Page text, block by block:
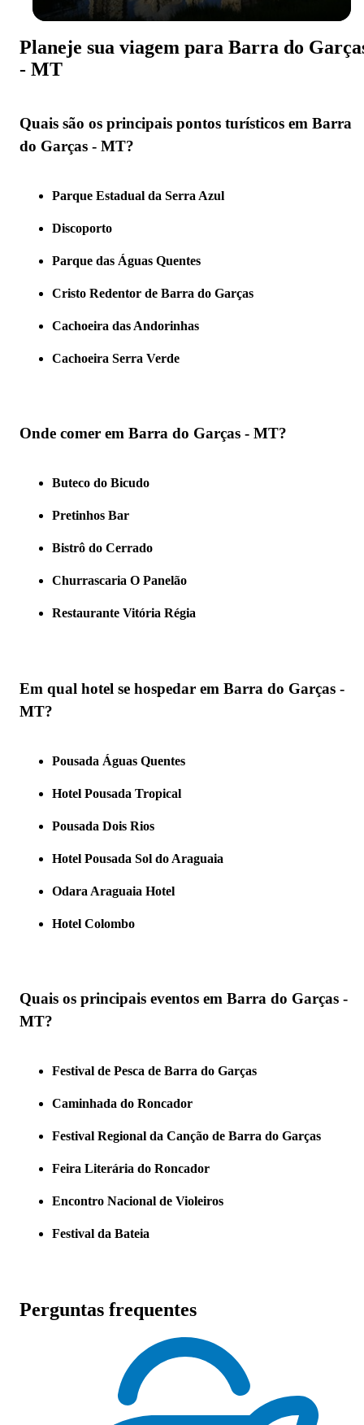
Planeje sua viagem para Barra do
- MT
Quais são os principais pontos turísticos em Barra
do Garças - MT?
Parque Estadual da Serra Azul
Discoporto
Parque das Águas Quentes
Cristo Redentor de Barra do Garças
Cachoeira das Andorinhas
Cachoeira Serra Verde
Onde comer em Barra do Garças - MT?
Buteco do Bicudo
Pretinhos Bar
Bistrô do Cerrado
Churrascaria O Panelão
Restaurante Vitória Régia
Em qual hotel se hospedar em Barra do Garças -
MT?
Pousada Águas Quentes
Hotel Pousada Tropical
Pousada Dois Rios
Hotel Pousada Sol do Araguaia
Odara Araguaia Hotel
Hotel Colombo
Quais os principais eventos em Barra do Garças -
MT?
Festival de Pesca de Barra do Garças
Caminhada do Roncador
Festival Regional da Canção de Barra do Garças
Feira Literária do Roncador
Encontro Nacional de Violeiros
Festival da Bateia
Perguntas frequentes